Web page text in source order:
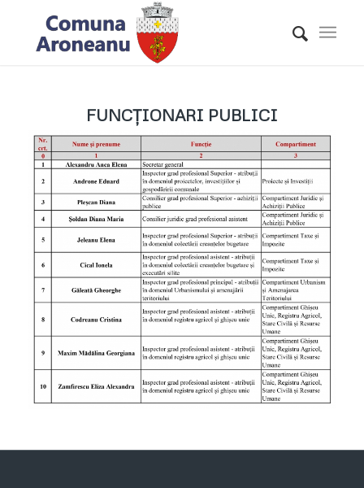
FUNCȚIONARI PUBLICI